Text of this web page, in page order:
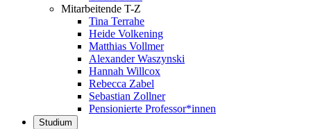
Mitarbeitende T-Z
Tina Terrahe
Heide Volkening
Matthias Vollmer
Alexander Waszynski
Hannah Willcox
Rebecca Zabel
Sebastian Zollner
Pensionierte Professor*innen
Studium